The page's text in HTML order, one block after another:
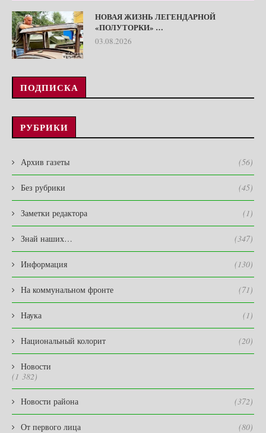
НОВАЯ ЖИЗНЬ ЛЕГЕНДАРНОЙ
«ПОЛУТОРКИ» …
03.08.2026
ПОДПИСКА
РУБРИКИ
Архив газеты (56)
Без рубрики (45)
Заметки редактора (1)
Знай наших… (347)
Информация (130)
На коммунальном фронте (71)
Наука (1)
Национальный колорит (20)
Новости
(1 382)
Новости района (372)
От первого лица (80)